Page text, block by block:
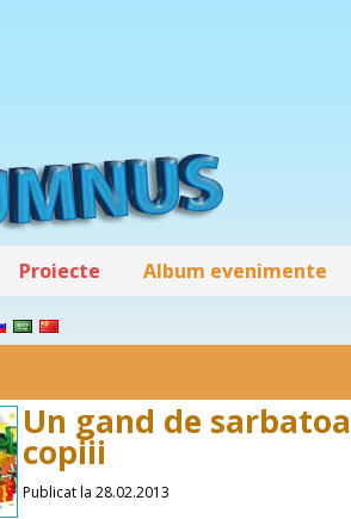
Proiecte Album evenimente
Un gand de
copiii
Publicat la 28.02.2013